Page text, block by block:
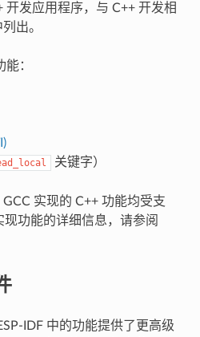
开发应用程序，与 C++ 开发相
出。
：
关键字）
GCC 实现的 C++ 功能均受支
功能的详细信息，请参阅
IDF 中的功能提供了更高级